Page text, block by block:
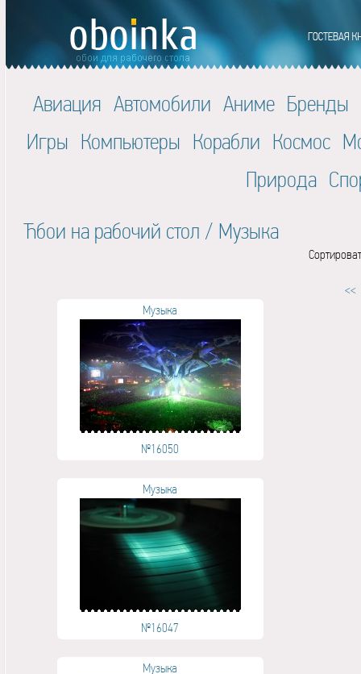
Авиация Автомобили Аниме Бренды
Игры Компьютеры Корабли Космос
Природа
Ћбои на рабочий стол / Музыка
<<
Музыка
№16050
Музыка
№16047
Музыка